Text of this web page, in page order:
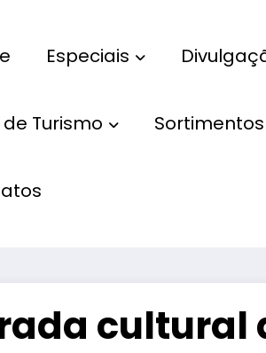
Especiais
de Turismo Sortimentos
cultural